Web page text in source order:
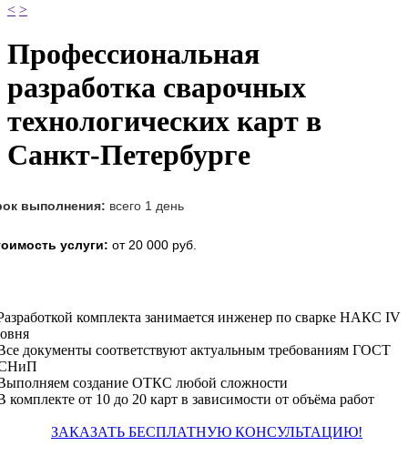
< >
Профессиональная
разработка сварочных
технологических карт в
Санкт-Петербурге
выполнения: всего 1 день
услуги: от 20 000 руб.
комплекта занимается инженер по сварке НАКС IV
документы соответствуют актуальным требованиям ГОСТ
создание ОТКС любой сложности
комплекте от 10 до 20 карт в зависимости от объёма работ
ЗАКАЗАТЬ БЕСПЛАТНУЮ КОНСУЛЬТАЦИЮ!